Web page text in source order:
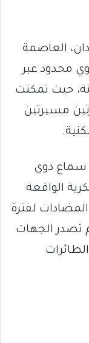
العاصمة
محدود عبر
حيث تمكنت
مسيرتين
سماع دوي
الواقعة
لفترة
تصدر الجهات